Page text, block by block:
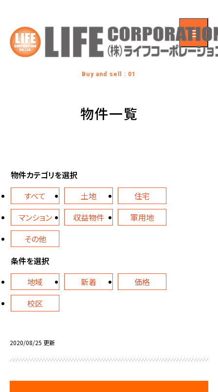
Buy and sell : 01
物件一覧
物件カテゴリを選択
すべて
土地
住宅
マンション
収益物件
軍用地
その他
条件を選択
地域
新着
価格
校区
2020/08/25 更新